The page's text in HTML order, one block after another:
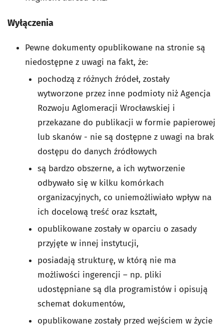
Wyłączenia
Pewne dokumenty opublikowane na stronie są
niedostępne z uwagi na fakt, że:
pochodzą z różnych źródeł, zostały
wytworzone przez inne podmioty niż Agencja
Rozwoju Aglomeracji Wrocławskiej i
przekazane do publikacji w formie papierowej
lub skanów - nie są dostępne z uwagi na brak
dostępu do danych źródłowych
są bardzo obszerne, a ich wytworzenie
odbywało się w kilku komórkach
organizacyjnych, co uniemożliwiało wpływ na
ich docelową treść oraz kształt,
opublikowane zostały w oparciu o zasady
przyjęte w innej instytucji,
posiadają strukturę, w którą nie ma
możliwości ingerencji – np. pliki
udostępniane są dla programistów i opisują
schemat dokumentów,
opublikowane zostały przed wejściem w życie